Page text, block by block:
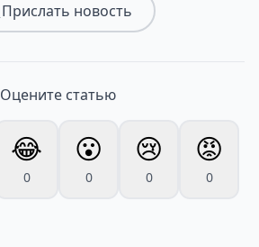
Прислать новость
Оцените статью
😂
0
😮
0
😢
0
😡
0